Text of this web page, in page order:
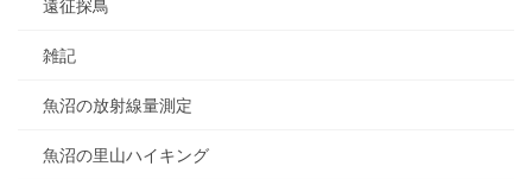
遠征探鳥
雑記
魚沼の放射線量測定
魚沼の里山ハイキング